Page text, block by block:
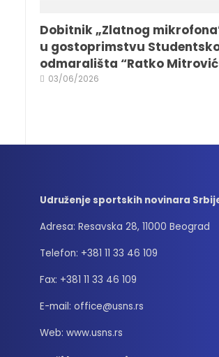
Dobitnik „Zlatnog
u gostoprimstvu
odmarališta “Ratko
03/06/2026
Udruženje sportskih novinara
Adresa: Resavska 28, 11000 Beograd
Telefon: +381 11 33 46 109
Fax: +381 11 33 46 109
E-mail: office@usns.rs
Web: www.usns.rs